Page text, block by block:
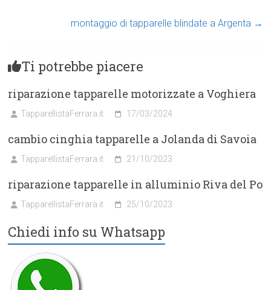
montaggio di tapparelle blindate a Argenta →
Ti potrebbe piacere
riparazione tapparelle motorizzate a Voghiera
TapparellistaFerrara.it 17/03/2024
cambio cinghia tapparelle a Jolanda di Savoia
TapparellistaFerrara.it 21/10/2023
riparazione tapparelle in alluminio Riva del Po
TapparellistaFerrara.it 25/10/2023
Chiedi info su Whatsapp